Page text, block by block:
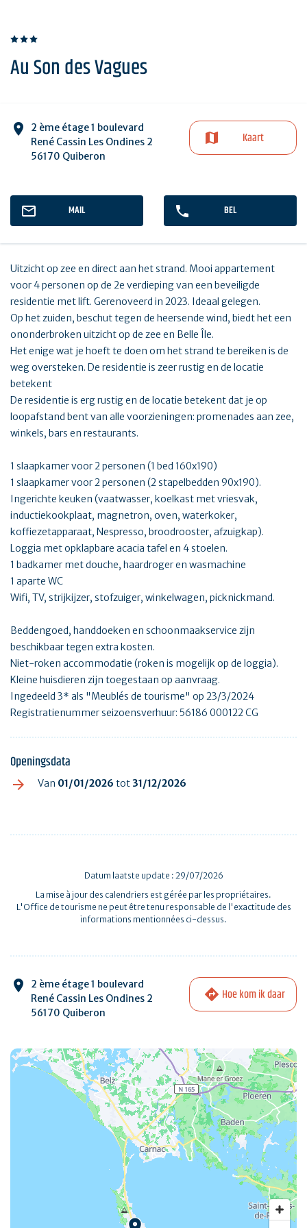
Au Son des Vagues
2 ème étage 1 boulevard
René Cassin Les Ondines 2
56170 Quiberon
Kaart
MAIL BEL
Uitzicht op zee en direct aan het strand. Mooi appartement
voor 4 personen op de 2e verdieping van een beveiligde
residentie met lift. Gerenoveerd in 2023. Ideaal gelegen.
Op het zuiden, beschut tegen de heersende wind, biedt het een
ononderbroken uitzicht op de zee en Belle Île.
Het enige wat je hoeft te doen om het strand te bereiken is de
weg oversteken. De residentie is zeer rustig en de locatie
betekent
De residentie is erg rustig en de locatie betekent dat je op
loopafstand bent van alle voorzieningen: promenades aan zee,
winkels, bars en restaurants.
1 slaapkamer voor 2 personen (1 bed 160x190)
1 slaapkamer voor 2 personen (2 stapelbedden 90x190).
Ingerichte keuken (vaatwasser, koelkast met vriesvak,
inductiekookplaat, magnetron, oven, waterkoker,
koffiezetapparaat, Nespresso, broodrooster, afzuigkap).
Loggia met opklapbare acacia tafel en 4 stoelen.
1 badkamer met douche, haardroger en wasmachine
1 aparte WC
Wifi, TV, strijkijzer, stofzuiger, winkelwagen, picknickmand.
Beddengoed, handdoeken en schoonmaakservice zijn
beschikbaar tegen extra kosten.
Niet-roken accommodatie (roken is mogelijk op de loggia).
Kleine huisdieren zijn toegestaan op aanvraag.
Ingedeeld 3* als "Meublés de tourisme" op 23/3/2024
Registratienummer seizoensverhuur: 56186 000122 CG
Openingsdata
Van 01/01/2026 tot31/12/2026
Datum laatste update : 29/07/2026
La mise à jour des calendriers est gérée par les propriétaires.
L'Office de tourisme ne peut être tenu responsable de l'exactitude des
informations mentionnées ci-dessus.
2 ème étage 1 boulevard
René Cassin Les Ondines 2
56170 Quiberon
Hoe kom ik daar